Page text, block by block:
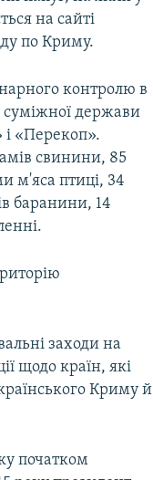
на сайті
по Криму.
контролю в
суміжної держави
«Перекоп».
свинини, 85
м'яса птиці, 34
баранини, 14
заходи на
щодо країн, які
Криму й
початком